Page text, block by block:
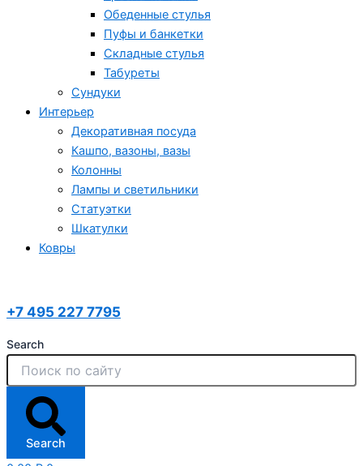
Обеденные стулья
Пуфы и банкетки
Складные стулья
Табуреты
Сундуки
Интерьер
Декоративная посуда
Кашпо, вазоны, вазы
Колонны
Лампы и светильники
Статуэтки
Шкатулки
Ковры
+7 495 227 7795
Search
Search